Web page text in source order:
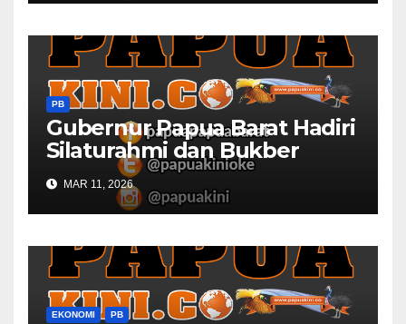
PB
Gubernur Papua Barat Hadiri
Silaturahmi dan Bukber
Bersama DPR RI dan
Mendagri di IPDN
MAR 11, 2026
EKONOMI PB